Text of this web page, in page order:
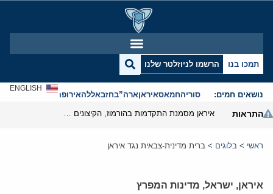
תמכו בנו הרשמו לניוזלטר שלנו
נושאים חמים: סוריהחמאסאיראןארה”בחזבאללהאירופהאנטישמיות
ENGLISH
התראות
ראשי > בלוגים > ברית מדינית-צבאית נגד איראן
איראן, ישראל, מדינות המפרץ